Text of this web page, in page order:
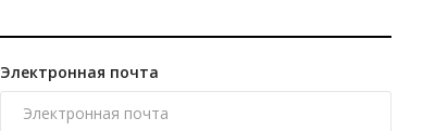
Электронная почта